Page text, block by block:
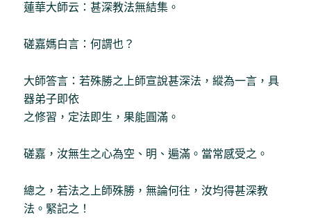
蓮華大師云：甚深教法無結集。
磋嘉媽白言：何謂也？
大師答言：若殊勝之上師宣說甚深法，縱為一言，具
器弟子即依
之修習，定法即生，果能圓滿。
磋嘉，汝無生之心為空、明、遍滿。當常感受之。
總之，若法之上師殊勝，無論何往，汝均得甚深教
法。緊記之！